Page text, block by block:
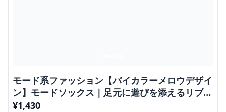
モード系ファッション【バイカラーメロウデザイ
ン】モードソックス｜足元に遊びを添えるリブ切
替中筒靴下
¥1,430